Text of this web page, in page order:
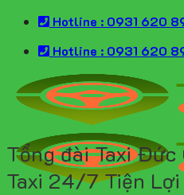
Skip
content
Hotline : 0931 620
Hotline : 0931 620
Tổng đài Taxi
Taxi 24/7 Tiện